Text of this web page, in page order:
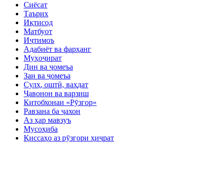
Сиёсат
Таърих
Иқтисод
Матбуот
Иҷтимоъ
Адабиёт ва фарҳанг
Муҳоҷират
Дин ва ҷомеъа
Зан ва ҷомеъа
Сулҳ, оштӣ, ваҳдат
Ҷавонон ва варзиш
Китобхонаи «Рӯзгор»
Равзана ба ҷахон
Аз ҳар мавзуъ
Мусоҳиба
Қиссаҳо аз рӯзгори ҳиҷрат